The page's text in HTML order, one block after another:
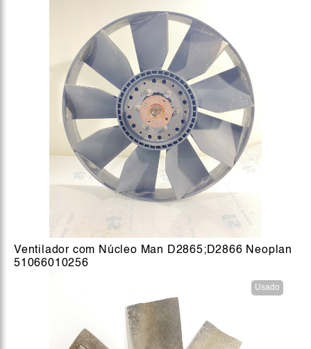
Ventilador com Núcleo Man D2865;D2866 Neoplan
51066010256
Usado